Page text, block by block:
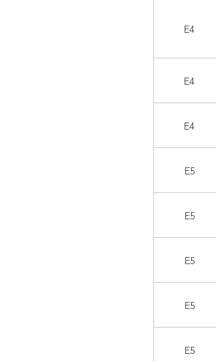
E4
E4
E4
E5
E5
E5
E5
E5